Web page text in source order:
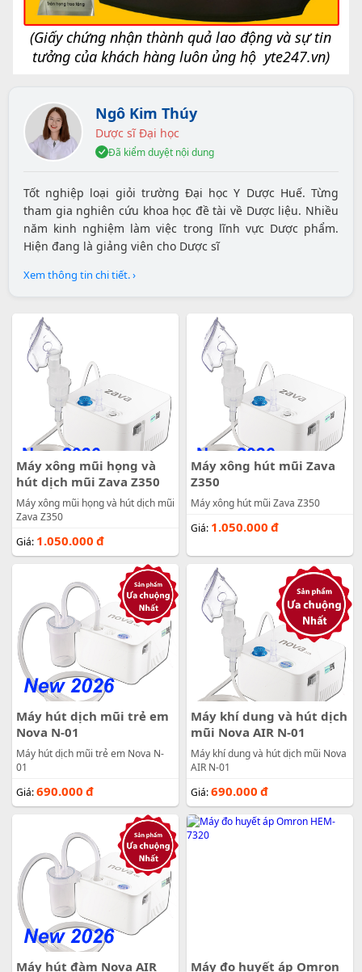
(Giấy chứng nhận thành quả lao động và sự tin
tưởng của khách hàng luôn ủng hộ yte247.vn)
Ngô Kim Thúy
Dược sĩ Đại học
Đã kiểm duyệt nội dung
Tốt nghiệp loại giỏi trường Đại học Y Dược Huế. Từng
tham gia nghiên cứu khoa học đề tài về Dược liệu. Nhiều
năm kinh nghiệm làm việc trong lĩnh vực Dược phẩm.
Hiện đang là giảng viên cho Dược sĩ
Xem thông tin chi tiết. ›
Máy xông mũi họng và
hút dịch mũi Zava Z350
Máy xông mũi họng và hút dịch mũi
Zava Z350
Giá: 1.050.000 đ
Máy xông hút mũi Zava
Z350
Máy xông hút mũi Zava Z350
Giá: 1.050.000 đ
Máy hút dịch mũi trẻ em
Nova N-01
Máy hút dịch mũi trẻ em Nova N-
01
Giá:690.000 đ
Máy khí dung và hút dịch
mũi Nova AIR N-01
Máy khí dung và hút dịch mũi Nova
AIR N-01
Giá:690.000 đ
Máy hút đàm Nova AIR Máy đo huyết áp Omron